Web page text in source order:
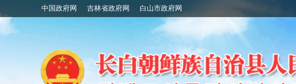
中国政府网 吉林省政府网 白山市政府网